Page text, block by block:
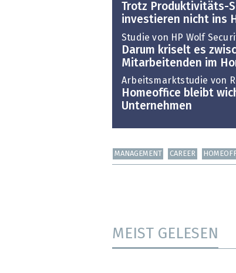
Trotz Produktivitäts-
investieren nicht ins
Studie von HP Wolf
Darum kriselt es
Mitarbeitenden im
Arbeitsmarktstudie von
Homeoffice bleibt
Unternehmen
MANAGEMENT CAREER
MEIST GELESEN